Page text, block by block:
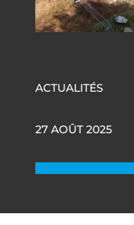
ACTUALITÉS
27 AOÛT 2025